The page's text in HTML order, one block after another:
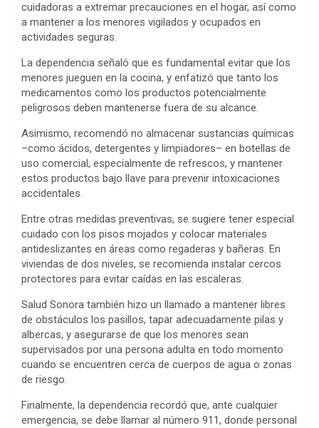
cuidadoras a extremar precauciones en el hogar, así como
a mantener a los menores vigilados y ocupados en
actividades seguras.
La dependencia señaló que es fundamental evitar que los
menores jueguen en la cocina, y enfatizó que tanto los
medicamentos como los productos potencialmente
peligrosos deben mantenerse fuera de su alcance.
Asimismo, recomendó no almacenar sustancias químicas
–como ácidos, detergentes y limpiadores– en botellas de
uso comercial, especialmente de refrescos, y mantener
estos productos bajo llave para prevenir intoxicaciones
accidentales.
Entre otras medidas preventivas, se sugiere tener especial
cuidado con los pisos mojados y colocar materiales
antideslizantes en áreas como regaderas y bañeras. En
viviendas de dos niveles, se recomienda instalar cercos
protectores para evitar caídas en las escaleras.
Salud Sonora también hizo un llamado a mantener libres
de obstáculos los pasillos, tapar adecuadamente pilas y
albercas, y asegurarse de que los menores sean
supervisados por una persona adulta en todo momento
cuando se encuentren cerca de cuerpos de agua o zonas
de riesgo.
Finalmente, la dependencia recordó que, ante cualquier
emergencia, se debe llamar al número 911, donde personal